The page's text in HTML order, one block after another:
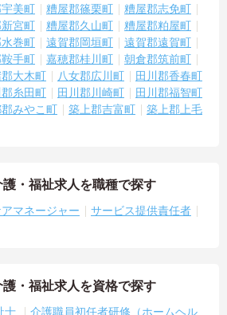
美町 糟屋郡篠栗町
糟屋郡志免町
宮町 糟屋郡久山町
糟屋郡粕屋町
巻町 遠賀郡岡垣町
遠賀郡遠賀町
手町 嘉穂郡桂川町
朝倉郡筑前町
大木町 八女郡広川町
田川郡香春町
郡糸田町 田川郡川崎町
田川郡福智町
みやこ町 築上郡吉富町
築上郡上毛
・福祉求人を職種で探す
マネージャー
サービス提供責任者
・福祉求人を資格で探す
士
介護職員初任者研修（ホームヘル